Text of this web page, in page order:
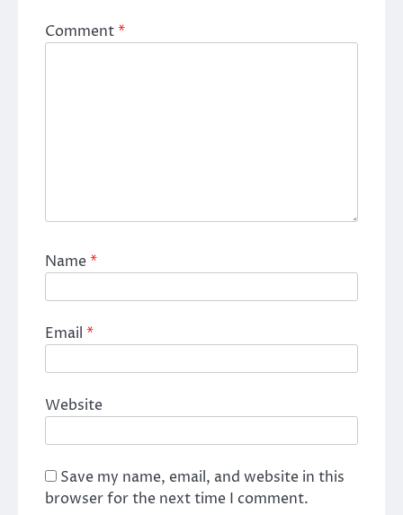
Comment*
Name*
Email *
Website
Save my name, email, and website in this
browser for the next time I comment.